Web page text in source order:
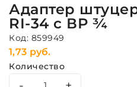
Адаптер
RI-34 с ВР ¾
Код: 859949
1,73 руб.
Количество